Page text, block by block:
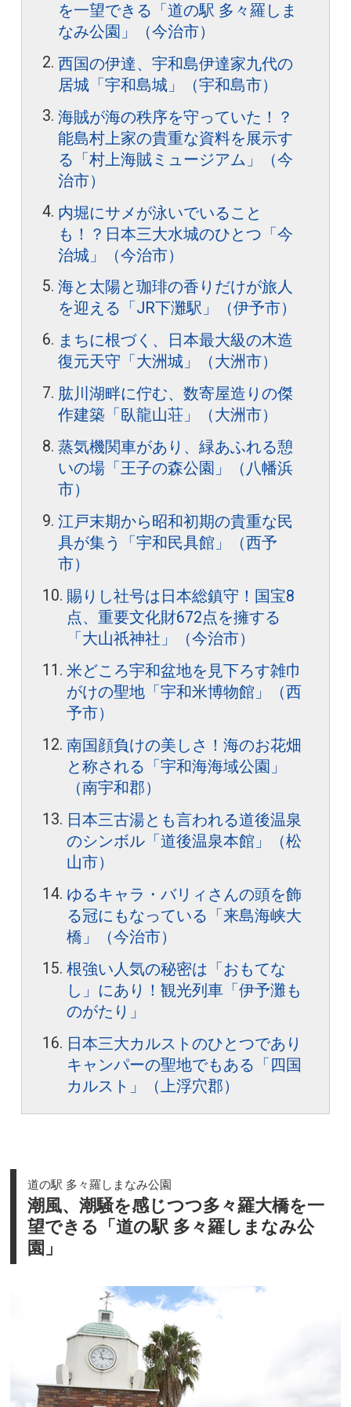
を一望できる「道の駅 多々羅しま
なみ公園」（今治市）
西国の伊達、宇和島伊達家九代の
居城「宇和島城」（宇和島市）
海賊が海の秩序を守っていた！？
能島村上家の貴重な資料を展示す
る「村上海賊ミュージアム」（今
治市）
内堀にサメが泳いでいること
も！？日本三大水城のひとつ「今
治城」（今治市）
海と太陽と珈琲の香りだけが旅人
を迎える「JR下灘駅」（伊予市）
まちに根づく、日本最大級の木造
復元天守「大洲城」（大洲市）
肱川湖畔に佇む、数寄屋造りの傑
作建築「臥龍山荘」（大洲市）
蒸気機関車があり、緑あふれる憩
いの場「王子の森公園」（八幡浜
市）
江戸末期から昭和初期の貴重な民
具が集う「宇和民具館」（西予
市）
賜りし社号は日本総鎮守！国宝8
点、重要文化財672点を擁する
「大山祇神社」（今治市）
米どころ宇和盆地を見下ろす雑巾
がけの聖地「宇和米博物館」（西
予市）
南国顔負けの美しさ！海のお花畑
と称される「宇和海海域公園」
（南宇和郡）
日本三古湯とも言われる道後温泉
のシンボル「道後温泉本館」（松
山市）
ゆるキャラ・バリィさんの頭を飾
る冠にもなっている「来島海峡大
橋」（今治市）
根強い人気の秘密は「おもてな
し」にあり！観光列車「伊予灘も
のがたり」
日本三大カルストのひとつであり
キャンパーの聖地でもある「四国
カルスト」（上浮穴郡）
道の駅 多々羅しまなみ公園
潮風、潮騒を感じつつ多々羅大橋を一
望できる「道の駅 多々羅しまなみ公
園」